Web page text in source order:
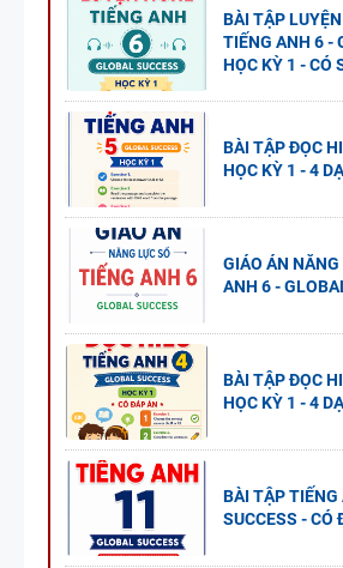
BÀI TẬP
TIẾNG ANH 6 -
HỌC KỲ 1 - CÓ
BÀI TẬP ĐỌC
HỌC KỲ 1 - 4
GIÁO ÁN
ANH 6 -
BÀI TẬP ĐỌC
HỌC KỲ 1 - 4
BÀI TẬP
SUCCESS - CÓ